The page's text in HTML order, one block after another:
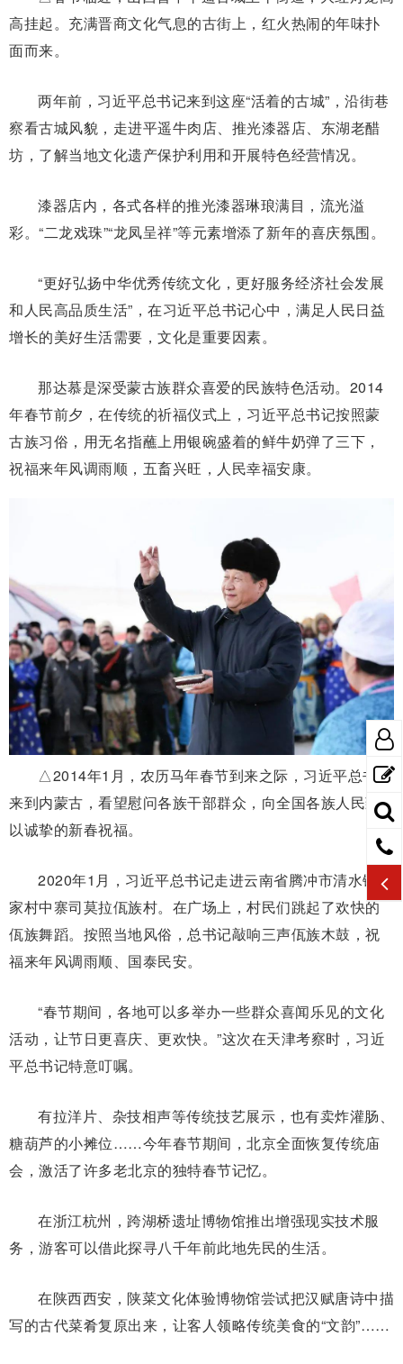
高挂起。充满晋商文化气息的古街上，红火热闹的年味扑
面而来。
两年前，习近平总书记来到这座“活着的古城”，沿街巷
察看古城风貌，走进平遥牛肉店、推光漆器店、东湖老醋
坊，了解当地文化遗产保护利用和开展特色经营情况。
漆器店内，各式各样的推光漆器琳琅满目，流光溢
彩。“二龙戏珠”“龙凤呈祥”等元素增添了新年的喜庆氛围。
“更好弘扬中华优秀传统文化，更好服务经济社会发展
和人民高品质生活”，在习近平总书记心中，满足人民日益
增长的美好生活需要，文化是重要因素。
那达慕是深受蒙古族群众喜爱的民族特色活动。2014
年春节前夕，在传统的祈福仪式上，习近平总书记按照蒙
古族习俗，用无名指蘸上用银碗盛着的鲜牛奶弹了三下，
祝福来年风调雨顺，五畜兴旺，人民幸福安康。
△2014年1月，农历马年春节到来之际，习近平总书记
来到内蒙古，看望慰问各族干部群众，向全国各族人民致
以诚挚的新春祝福。
2020年1月，习近平总书记走进云南省腾冲市清水镇三
家村中寨司莫拉佤族村。在广场上，村民们跳起了欢快的
佤族舞蹈。按照当地风俗，总书记敲响三声佤族木鼓，祝
福来年风调雨顺、国泰民安。
“春节期间，各地可以多举办一些群众喜闻乐见的文化
活动，让节日更喜庆、更欢快。”这次在天津考察时，习近
平总书记特意叮嘱。
有拉洋片、杂技相声等传统技艺展示，也有卖炸灌肠、
糖葫芦的小摊位……今年春节期间，北京全面恢复传统庙
会，激活了许多老北京的独特春节记忆。
在浙江杭州，跨湖桥遗址博物馆推出增强现实技术服
务，游客可以借此探寻八千年前此地先民的生活。
在陕西西安，陕菜文化体验博物馆尝试把汉赋唐诗中描
写的古代菜肴复原出来，让客人领略传统美食的“文韵”……